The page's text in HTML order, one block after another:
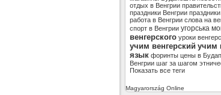
отдых в Венгрии
праздники Венгрии
работа в Венгрии слова на
спорт в Венгрии угорська
венгерского уроки
учим венгерский учим
язык форинты цены в
Венгрии шаг за шагом
Показать все теги
Magyarország Online